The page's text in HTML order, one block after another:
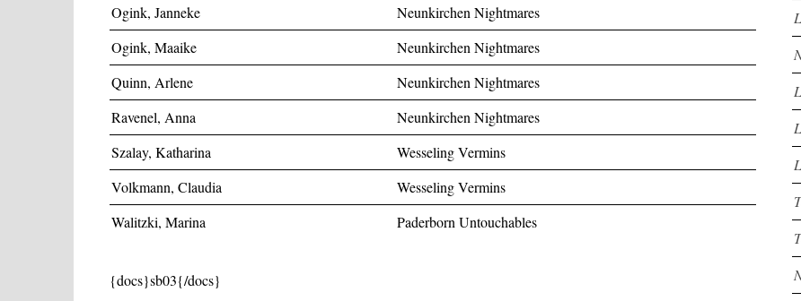
Ogink, Janneke
Neunkirchen Nightmares
Ogink, Maaike
Neunkirchen Nightmares
Quinn, Arlene
Neunkirchen Nightmares
Ravenel, Anna
Neunkirchen Nightmares
Szalay, Katharina
Wesseling Vermins
Volkmann, Claudia
Wesseling Vermins
Walitzki, Marina
Paderborn Untouchables
{docs}sb03{/docs}